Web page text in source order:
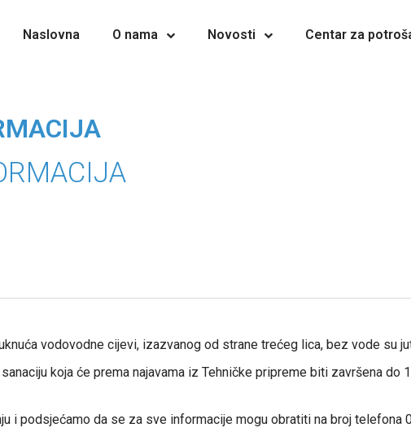
Naslovna O nama Novosti Centar za
vodovodne cijevi, izazvanog od strane trećeg lica, bez vode su
koja će prema najavama iz Tehničke pripreme biti završena
i podsjećamo da se za sve informacije mogu obratiti na broj telefona